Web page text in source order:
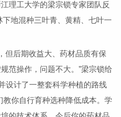
理工大学的梁宗锁专家团队反
地混种三叶青、黄精、七叶一
后期收益大、药材品质有保
范操作，问题不大。”梁宗锁给
设计了一整套科学种植的路线
教你自行育种选种降低成本。学